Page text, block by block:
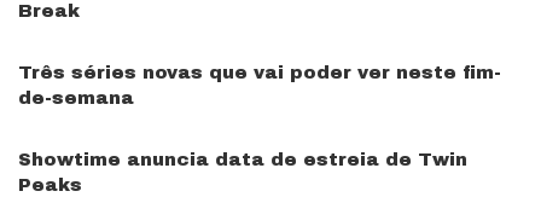
Break
Três séries novas que vai poder ver neste fim-
de-semana
Showtime anuncia data de estreia de Twin
Peaks